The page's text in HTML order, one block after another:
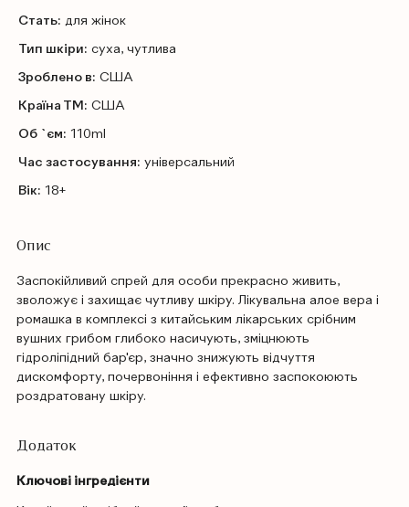
Стать: для жінок
Тип шкіри: суха, чутлива
Зроблено в: США
Країна ТМ: США
Об `єм: 110ml
Час застосування: універсальний
Вік: 18+
Опис
Заспокійливий спрей для особи прекрасно живить,
зволожує і захищає чутливу шкіру. Лікувальна алое вера і
ромашка в комплексі з китайським лікарських срібним
вушних грибом глибоко насичують, зміцнюють
гідроліпідний бар'єр, значно знижують відчуття
дискомфорту, почервоніння і ефективно заспокоюють
роздратовану шкіру.
Додаток
Ключові інгредієнти